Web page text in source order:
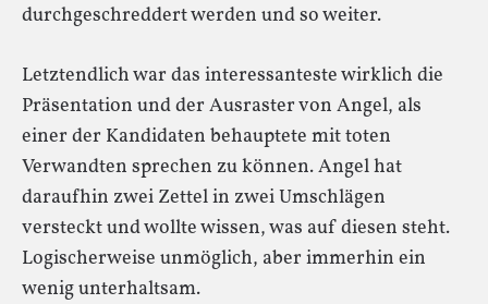
durchgeschreddert werden und so weiter.
Letztendlich war das interessanteste wirklich die
Präsentation und der Ausraster von Angel, als
einer der Kandidaten behauptete mit toten
Verwandten sprechen zu können. Angel hat
daraufhin zwei Zettel in zwei Umschlägen
versteckt und wollte wissen, was auf diesen steht.
Logischerweise unmöglich, aber immerhin ein
wenig unterhaltsam.